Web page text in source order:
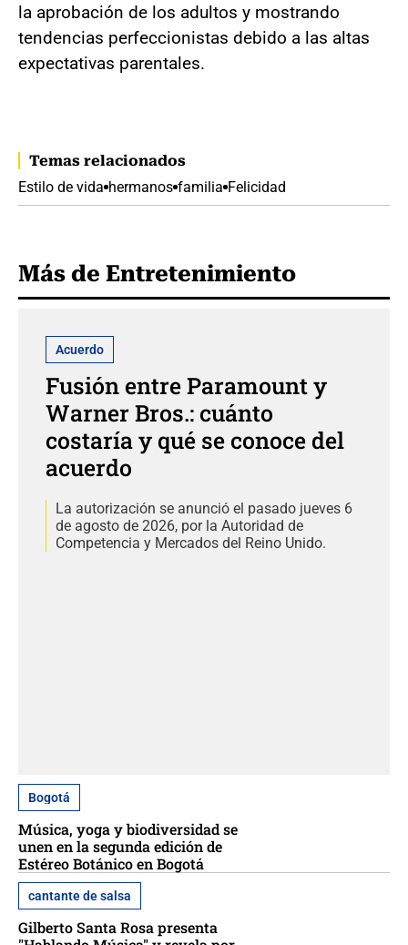
la aprobación de los adultos y mostrando
tendencias perfeccionistas debido a las altas
expectativas parentales.
Temas relacionados
Estilo de vida hermanos familia Felicidad
Más de Entretenimiento
Acuerdo
Fusión entre Paramount y
Warner Bros.: cuánto
costaría y qué se conoce del
acuerdo
La autorización se anunció el pasado jueves 6
de agosto de 2026, por la Autoridad de
Competencia y Mercados del Reino Unido.
Bogotá
Música, yoga y biodiversidad se
unen en la segunda edición de
Estéreo Botánico en Bogotá
cantante de salsa
Gilberto Santa Rosa presenta